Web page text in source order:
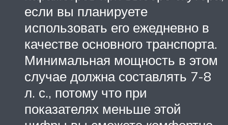
если вы планируете
использовать его ежедневно в
качестве основного транспорта.
Минимальная мощность в этом
случае должна составлять 7-8
л. с., потому что при
показателях меньше этой